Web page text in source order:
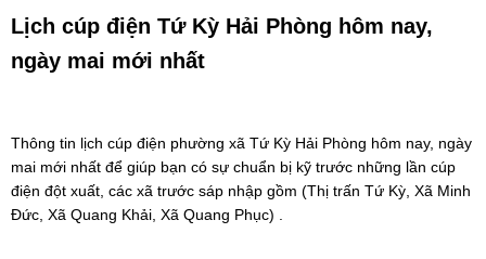
Lịch cúp điện Tứ Kỳ Hải Phòng hôm nay,
ngày mai mới nhất
Thông tin lịch cúp điện phường xã Tứ Kỳ Hải Phòng hôm nay, ngày
mai mới nhất để giúp bạn có sự chuẩn bị kỹ trước những lần cúp
điện đột xuất, các xã trước sáp nhập gồm (Thị trấn Tứ Kỳ, Xã Minh
Đức, Xã Quang Khải, Xã Quang Phục) .